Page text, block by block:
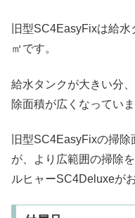
旧型SC4EasyFixは給
㎡です。
給水タンクが大きい分
除面積が広くなっていま
旧型SC4EasyFixの掃
が、より広範囲の掃除
ルヒャーSC4Deluxeが